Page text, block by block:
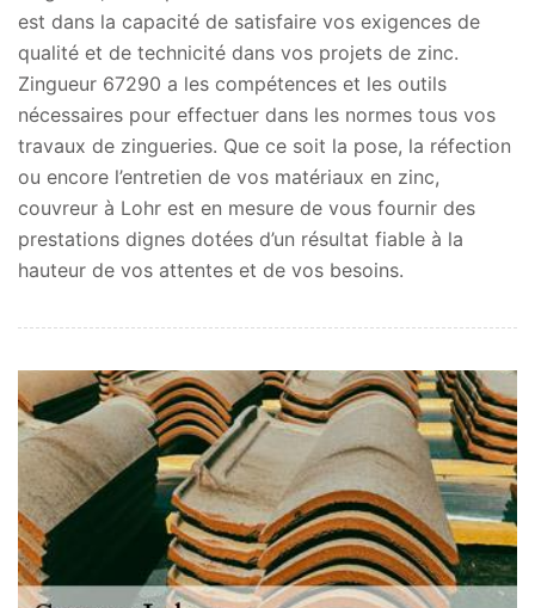
est dans la capacité de satisfaire vos exigences de
qualité et de technicité dans vos projets de zinc.
Zingueur 67290 a les compétences et les outils
nécessaires pour effectuer dans les normes tous vos
travaux de zingueries. Que ce soit la pose, la réfection
ou encore l’entretien de vos matériaux en zinc,
couvreur à Lohr est en mesure de vous fournir des
prestations dignes dotées d’un résultat fiable à la
hauteur de vos attentes et de vos besoins.